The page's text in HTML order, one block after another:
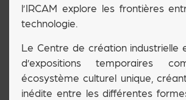
l’IRCAM explore les frontières
technologie.
Le Centre de création industrielle
d’expositions temporaires
écosystème culturel unique,
inédite entre les différentes